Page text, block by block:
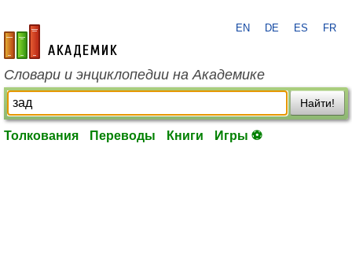
academic.ru
EN DE ES FR
Словари и энциклопедии на Академике
Найти!
Толкования Переводы Книги Игры ⚽